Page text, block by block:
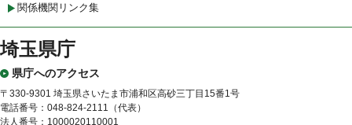
関係機関リンク集
埼玉県庁
県庁へのアクセス
〒330-9301 埼玉県さいたま市浦和区高砂三丁目15番1号
電話番号：048-824-2111（代表）
法人番号：1000020110001